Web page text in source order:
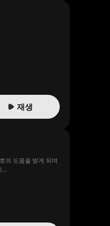
재생
의 도움을 받게 되며